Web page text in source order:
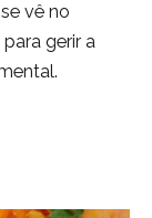
vê no
gerir a